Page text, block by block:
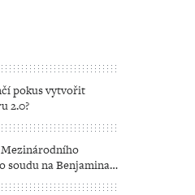
pokus vytvořit
2.0?
soudu na Benjamina